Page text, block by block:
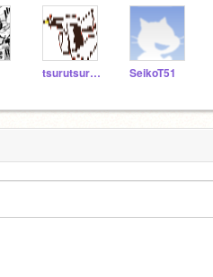
tsurutsuru611 SeikoT51